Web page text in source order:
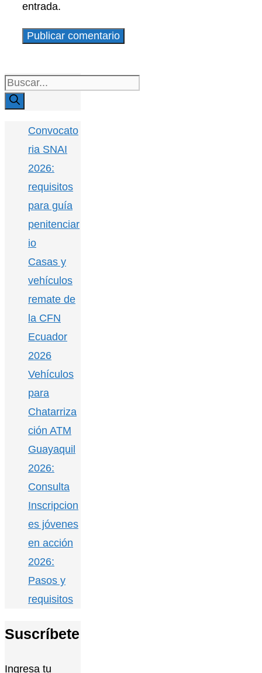
entrada.
Buscar:
Convocato
ria SNAI
2026:
requisitos
para guía
penitenciar
io
Casas y
vehículos
remate de
la CFN
Ecuador
2026
Vehículos
para
Chatarriza
ción ATM
Guayaquil
2026:
Consulta
Inscripcion
es jóvenes
en acción
2026:
Pasos y
requisitos
Suscríbete
Ingresa tu